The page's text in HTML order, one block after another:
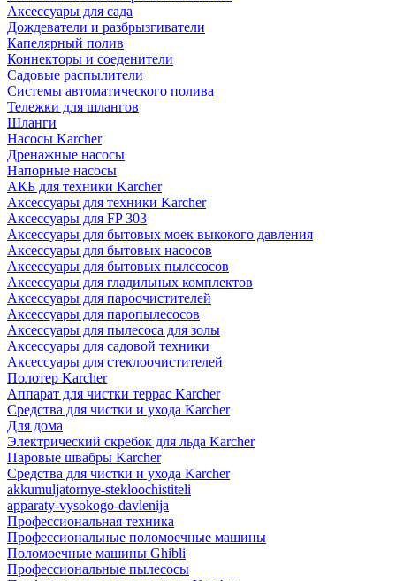
Аксессуары для сада
Дождеватели и разбрызгиватели
Капелярный полив
Коннекторы и соеденители
Садовые распылители
Системы автоматического полива
Тележки для шлангов
Шланги
Насосы Karcher
Дренажные насосы
Напорные насосы
АКБ для техники Karcher
Аксессуары для техники Karcher
Аксессуары для FP 303
Аксессуары для бытовых моек выкокого давления
Аксессуары для бытовых насосов
Аксессуары для бытовых пылесосов
Аксессуары для гладильных комплектов
Аксессуары для пароочистителей
Аксессуары для паропылесосов
Аксессуары для пылесоса для золы
Аксессуары для садовой техники
Аксессуары для стеклоочистителей
Полотер Karcher
Аппарат для чистки террас Karcher
Средства для чистки и ухода Karcher
Для дома
Электрический скребок для льда Karcher
Паровые швабры Karcher
Средства для чистки и ухода Karcher
akkumuljatornye-stekloochistiteli
apparaty-vysokogo-davlenija
Профессиональная техника
Профессиональные поломоечные машины
Поломоечные машины Ghibli
Профессиональные пылесосы